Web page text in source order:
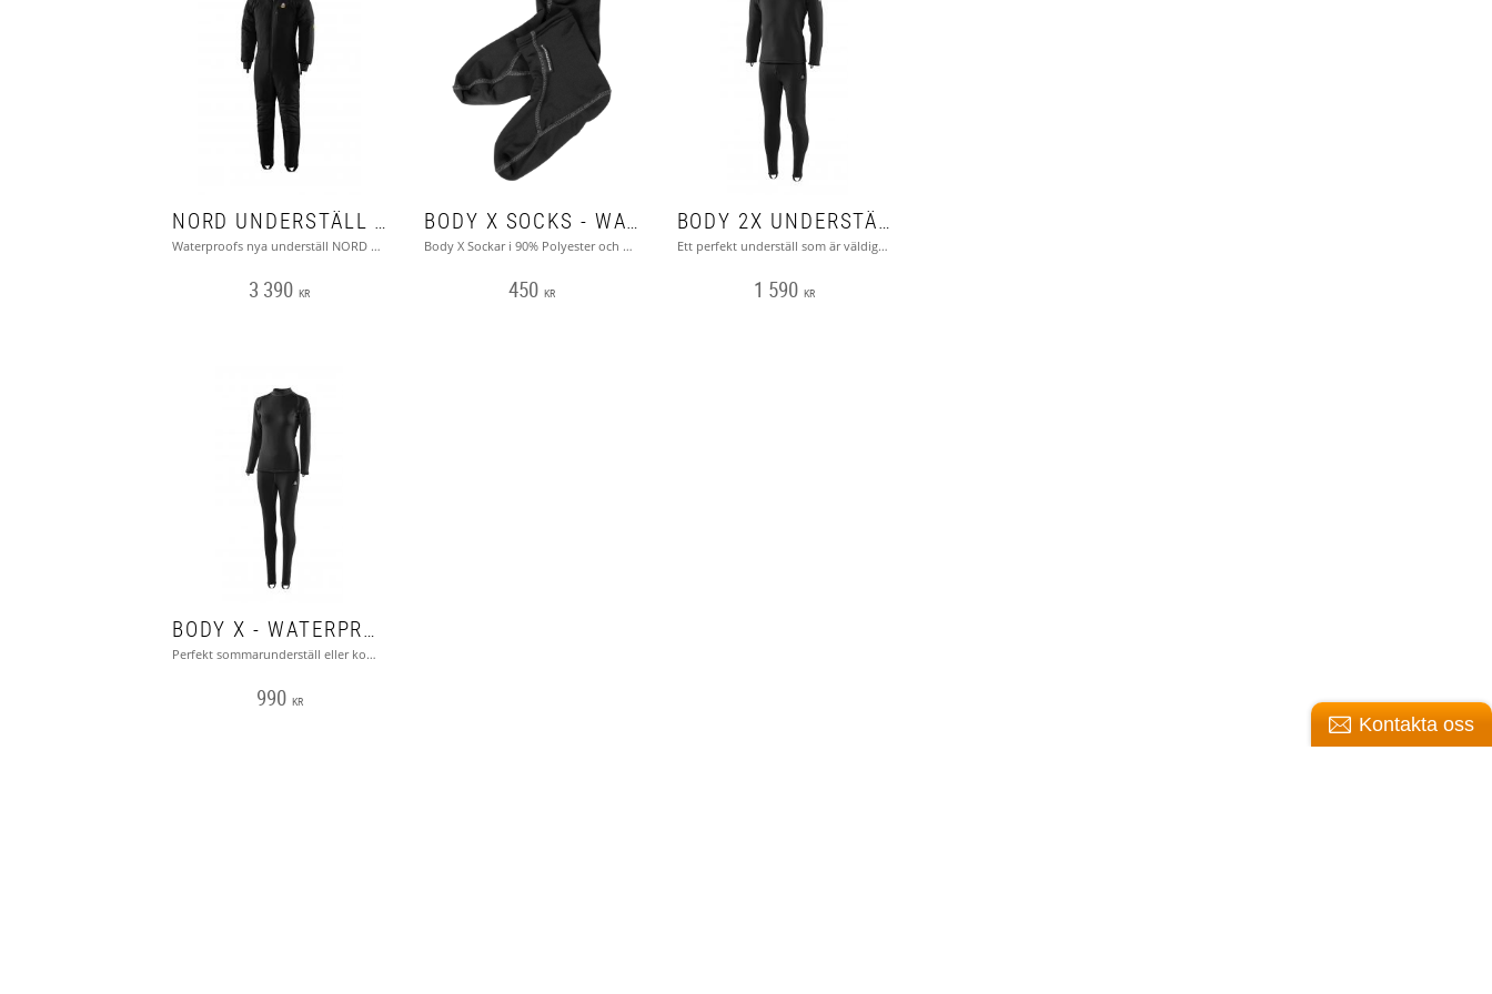
NORD UNDERSTÄLL 200G (WATERPROOF)
Waterproofs nya underställ NORD 200g håller dig varm under dyken.
3 390 KR
BODY X SOCKS - WATERPROOF
Body X Sockar i 90% Polyester och 10% Elastan
450 KR
BODY 2X UNDERSTÄLL - WATERPROOF
Ett perfekt underställ som är väldigt varmt och kompakt.
1 590 KR
BODY X - WATERPROOF
Perfekt sommarunderställ eller komplement till annat underställ.
990 KR
Kontakta oss